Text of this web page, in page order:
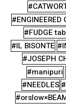
#ENGINEERED
#FUDGE
#IL BISONTE
#JOSEPH
#manipuri
#NEEDLES